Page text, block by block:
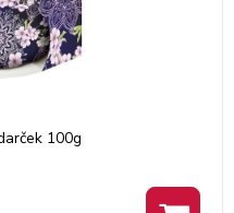
100g